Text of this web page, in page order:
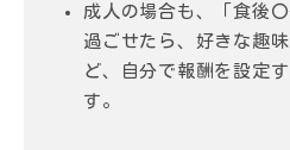
成人の場合も、「食後
過ごせたら、好きな趣
ど、自分で報酬を設定
す。